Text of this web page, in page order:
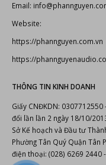
Email:
Website:
https://phannguyen.com.vn
https://
THÔNG TIN KINH DOANH
Giấy CNĐKDN:
đổi lần lần 2 ngày 18/10/
Sở Kế hoạch và Đầu tư
Phường Tân Quý Quận Tân
điện thoại: (028) 6269 2440